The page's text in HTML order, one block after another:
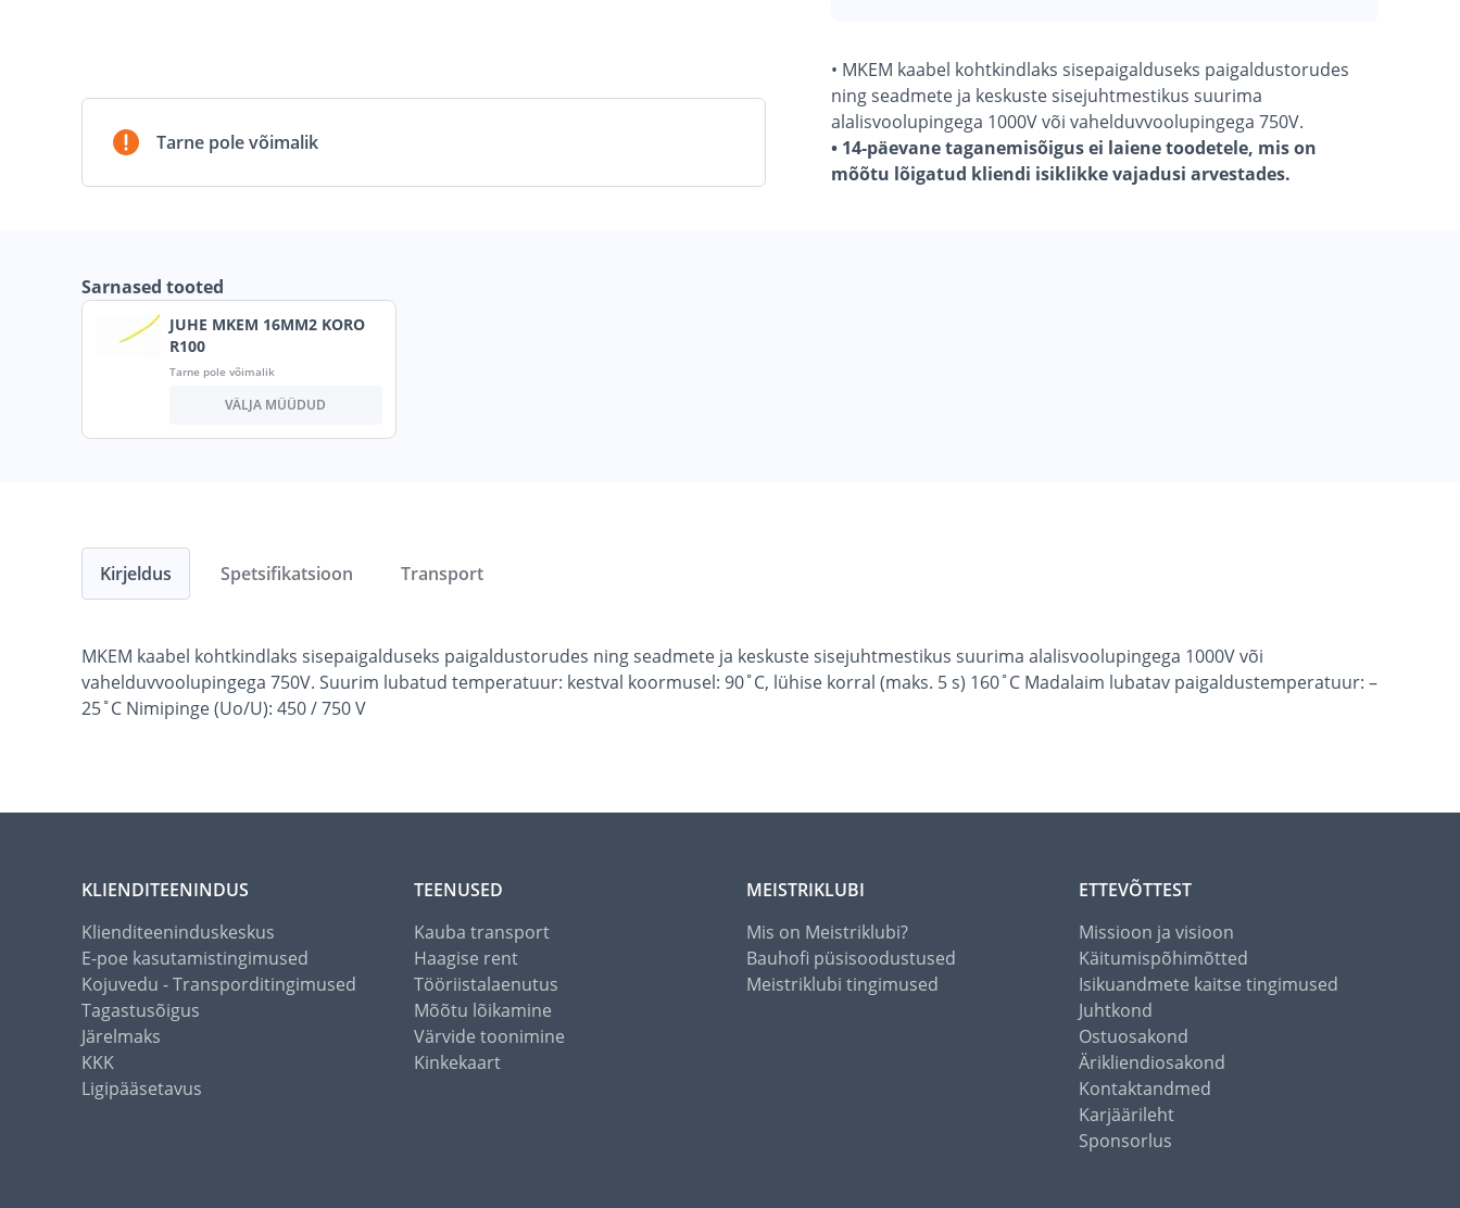
Tarne pole võimalik
• MKEM kaabel kohtkindlaks sisepaigalduseks paigaldustorudes
ning seadmete ja keskuste sisejuhtmestikus suurima
alalisvoolupingega 1000V või vahelduvvoolupingega 750V.
• 14-päevane taganemisõigus ei laiene toodetele, mis on
mõõtu lõigatud kliendi isiklikke vajadusi arvestades.
Sarnased tooted
JUHE MKEM 16MM2 KORO
R100
Tarne pole võimalik
VÄLJA MÜÜDUD
Kirjeldus
MKEM kaabel kohtkindlaks sisepaigalduseks paigaldustorudes ning seadmete ja keskuste sisejuhtmestikus suurima alalisvoolupingega 1000V või
vahelduvvoolupingega 750V. Suurim lubatud temperatuur: kestval koormusel: 90˚C, lühise korral (maks. 5 s) 160˚C Madalaim lubatav paigaldustemperatuur: –
25˚C Nimipinge (Uo/U): 450 / 750 V
Spetsifikatsioon Transport
KLIENDITEENINDUS
Klienditeeninduskeskus
E-poe kasutamistingimused
Kojuvedu - Transporditingimused
Tagastusõigus
Järelmaks
KKK
Ligipääsetavus
TEENUSED
Kauba transport
Haagise rent
Tööriistalaenutus
Mõõtu lõikamine
Värvide toonimine
Kinkekaart
MEISTRIKLUBI
Mis on Meistriklubi?
Bauhofi püsisoodustused
Meistriklubi tingimused
ETTEVÕTTEST
Missioon ja visioon
Käitumispõhimõtted
Isikuandmete kaitse tingimused
Juhtkond
Ostuosakond
Ärikliendiosakond
Kontaktandmed
Karjäärileht
Sponsorlus